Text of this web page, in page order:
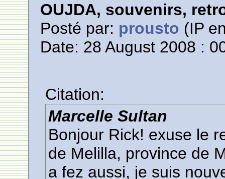
OUJDA, souvenirs,
Posté par: prousto (IP
Date: 28 August 2008 :
Citation:
Marcelle Sultan
Bonjour Rick! exuse le
de Melilla, province de
a fez aussi, je suis